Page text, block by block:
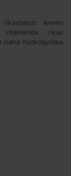
rikastatud kreem
rikas
naha hüdrolipiidse